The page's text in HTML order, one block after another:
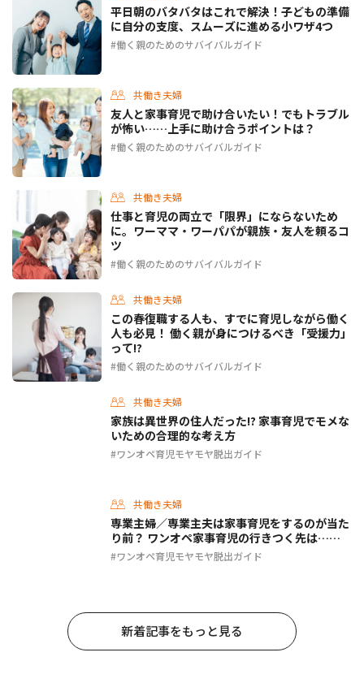
平日朝のバタバタはこれで解決！子どもの準備
に自分の支度、スムーズに進める小ワザ4つ
働く親のためのサバイバルガイド
共働き夫婦
友人と家事育児で助け合いたい！でもトラブル
が怖い……上手に助け合うポイントは？
働く親のためのサバイバルガイド
共働き夫婦
仕事と育児の両立で「限界」にならないため
に。ワーママ・ワーパパが親族・友人を頼るコ
ツ
働く親のためのサバイバルガイド
共働き夫婦
この春復職する人も、すでに育児しながら働く
人も必見！ 働く親が身につけるべき「受援力」
って!?
働く親のためのサバイバルガイド
共働き夫婦
家族は異世界の住人だった!? 家事育児でモメな
いための合理的な考え方
ワンオペ育児モヤモヤ脱出ガイド
共働き夫婦
専業主婦／専業主夫は家事育児をするのが当た
り前？ ワンオペ家事育児の行きつく先は……
ワンオペ育児モヤモヤ脱出ガイド
新着記事をもっと見る